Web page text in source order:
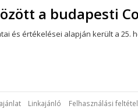
a budapesti
és értékelései alapján került a
Linkajánló Felhasználási